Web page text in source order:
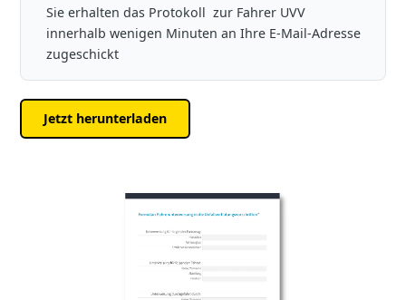
Sie erhalten das Protokoll zur Fahrer UVV
innerhalb wenigen Minuten an Ihre E-Mail-Adresse
zugeschickt
Jetzt herunterladen